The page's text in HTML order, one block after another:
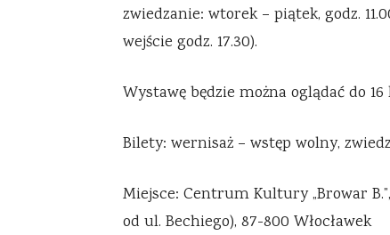
zwiedzanie: wtorek – piątek, godz.
wejście godz. 17.30).
Wystawę będzie można oglądać do
Bilety: wernisaż – wstęp wolny,
Miejsce: Centrum Kultury „Browar
od ul. Bechiego), 87-800 Włocławek